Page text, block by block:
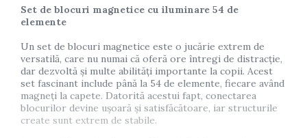
Set de blocuri magnetice cu iluminare 54 de
elemente
Un set de blocuri magnetice este o jucărie extrem de
versatilă, care nu numai că oferă ore întregi de distracție,
dar dezvoltă și multe abilități importante la copii. Acest
set fascinant include până la 54 de elemente, fiecare având
magneți la capete. Datorită acestui fapt, conectarea
blocurilor devine ușoară și satisfăcătoare, iar structurile
create sunt extrem de stabile.